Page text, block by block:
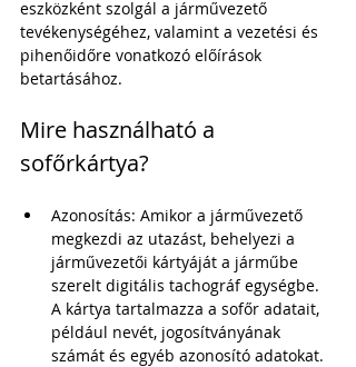
eszközként szolgál a járművezető
tevékenységéhez, valamint a vezetési és
pihenőidőre vonatkozó előírások
betartásához.
Mire használható a
sofőrkártya?
Azonosítás: Amikor a járművezető
megkezdi az utazást, behelyezi a
járművezetői kártyáját a járműbe
szerelt digitális tachográf egységbe.
A kártya tartalmazza a sofőr adatait,
például nevét, jogosítványának
számát és egyéb azonosító adatokat.